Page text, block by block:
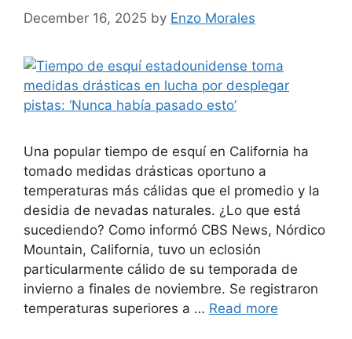
December 16, 2025 by Enzo Morales
Una popular tiempo de esquí en California ha
tomado medidas drásticas oportuno a
temperaturas más cálidas que el promedio y la
desidia de nevadas naturales. ¿Lo que está
sucediendo? Como informó CBS News, Nórdico
Mountain, California, tuvo un eclosión
particularmente cálido de su temporada de
invierno a finales de noviembre. Se registraron
temperaturas superiores a … Read more